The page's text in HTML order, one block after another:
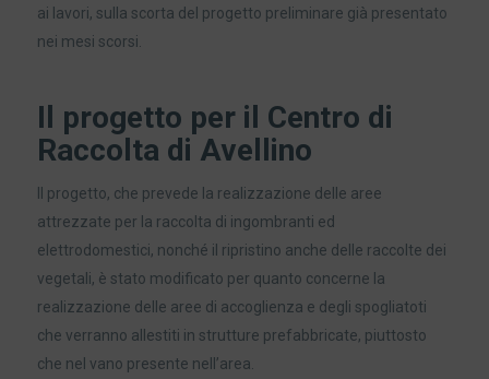
ai lavori, sulla scorta del progetto preliminare già presentato
nei mesi scorsi.
Il progetto per il Centro di
Raccolta di Avellino
Il progetto, che prevede la realizzazione delle aree
attrezzate per la raccolta di ingombranti ed
elettrodomestici, nonché il ripristino anche delle raccolte dei
vegetali, è stato modificato per quanto concerne la
realizzazione delle aree di accoglienza e degli spogliatoti
che verranno allestiti in strutture prefabbricate, piuttosto
che nel vano presente nell’area.